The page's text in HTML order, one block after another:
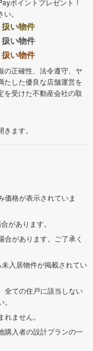
。
い物件
い物件
い物件
の正確性、法令遵守、ヤ
たした優良な店舗運営を
を受けた不動産会社の取
ます。
価格が表示されていま
があります。
があります。ご了承く
入居物件が掲載されてい
全ての住戸に該当しない
ません。
購入者の設計プランの一